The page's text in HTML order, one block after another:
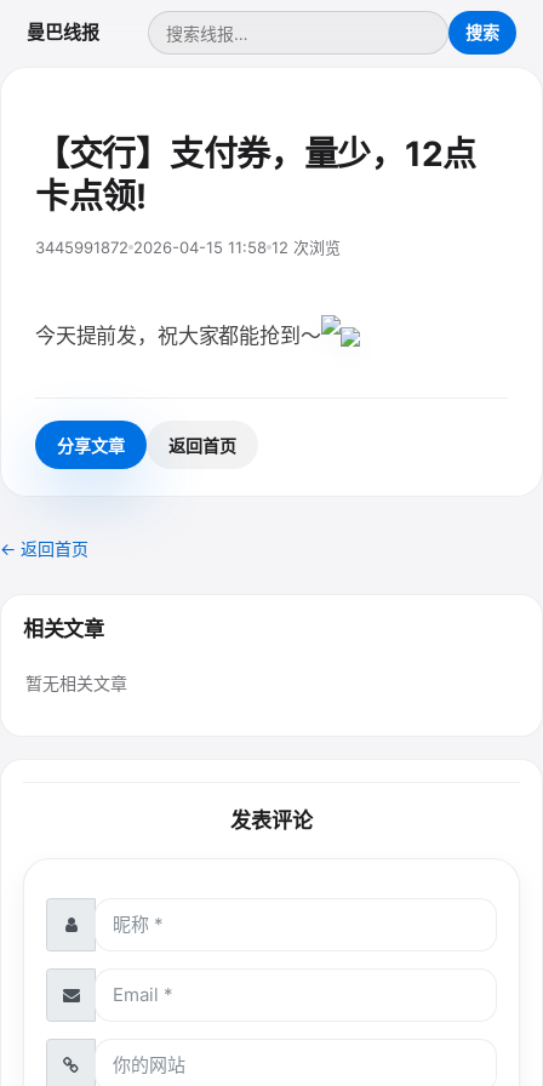
曼巴线报
【交行】支付券，量少，12点
卡点领!
3445991872 2026-04-15 11:58 12 次浏览
今天提前发，祝大家都能抢到～
分享文章 返回首页
← 返回首页
相关文章
暂无相关文章
发表评论